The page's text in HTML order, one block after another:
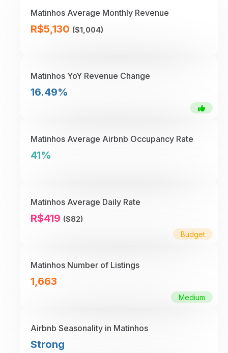
Matinhos Average Monthly Revenue
R$5,130 ($1,004)
Matinhos YoY Revenue Change
16.49%
Matinhos Average Airbnb Occupancy Rate
41%
Matinhos Average Daily Rate
R$419 ($82)
Budget
Matinhos Number of Listings
1,663
Medium
Airbnb Seasonality in Matinhos
Strong